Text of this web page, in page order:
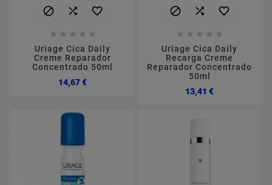
  
    
Uriage Cica Daily
Creme Reparador
Concentrado 50ml
14,67 €Preço
  
    
Uriage Cica Daily
Recarga Creme
Reparador Concentrado
50ml
13,41 €Preço